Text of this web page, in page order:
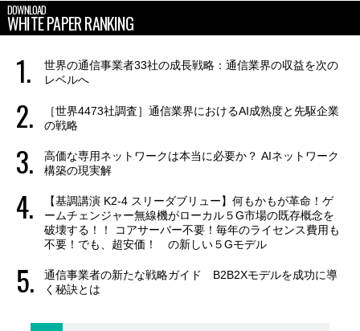
DOWNLOAD
WHITE PAPER RANKING
世界の通信事業者33社の成長戦略：通信業界の収益を次の
レベルへ
［世界4473社調査］通信業界におけるAI成熟度と先駆企業
の戦略
高価な専用ネットワークは本当に必要か？ AIネットワーク
構築の現実解
【基調講演 K2-4 スリーダブリュー】何もかもが革命！ゲ
ームチェンジャー無線機がローカル５G市場の既存概念を
破壊する！！ コアサーバー不要！毎年のライセンス費用も
不要！でも、超安価！ の新しい５Gモデル
通信事業者の新たな戦略ガイド B2B2Xモデルを成功に導
く秘訣とは